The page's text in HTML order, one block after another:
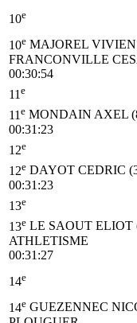
10e
10e MAJOREL VIVIEN
FRANCONVILLE
00:30:54
11 e
11 e MONDAIN AXEL
00:31:23
12e
12e DAYOT CEDRIC
00:31:23
13e
13e LE SAOUT ELIOT
ATHLETISME
00:31:27
14e
14e GUEZENNEC